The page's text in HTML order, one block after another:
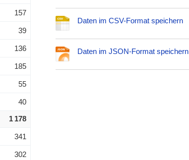
157
39
136
185
55
40
1 178
341
302
Daten im CSV-Format speichern
Daten im JSON-Format speichern